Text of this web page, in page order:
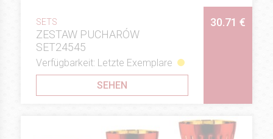
SETS
ZESTAW PUCHARÓW
SET24545
30.71 €
Verfügbarkeit: Letzte Exemplare
SEHEN